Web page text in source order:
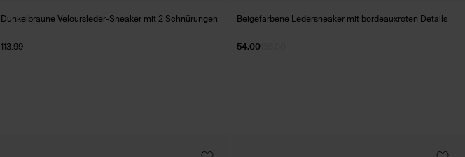
Dunkelbraune Veloursleder-Sneaker mit 2 Schnürungen
113.99
Beigefarbene Ledersneaker mit bordeauxroten Details
135.00
54.00